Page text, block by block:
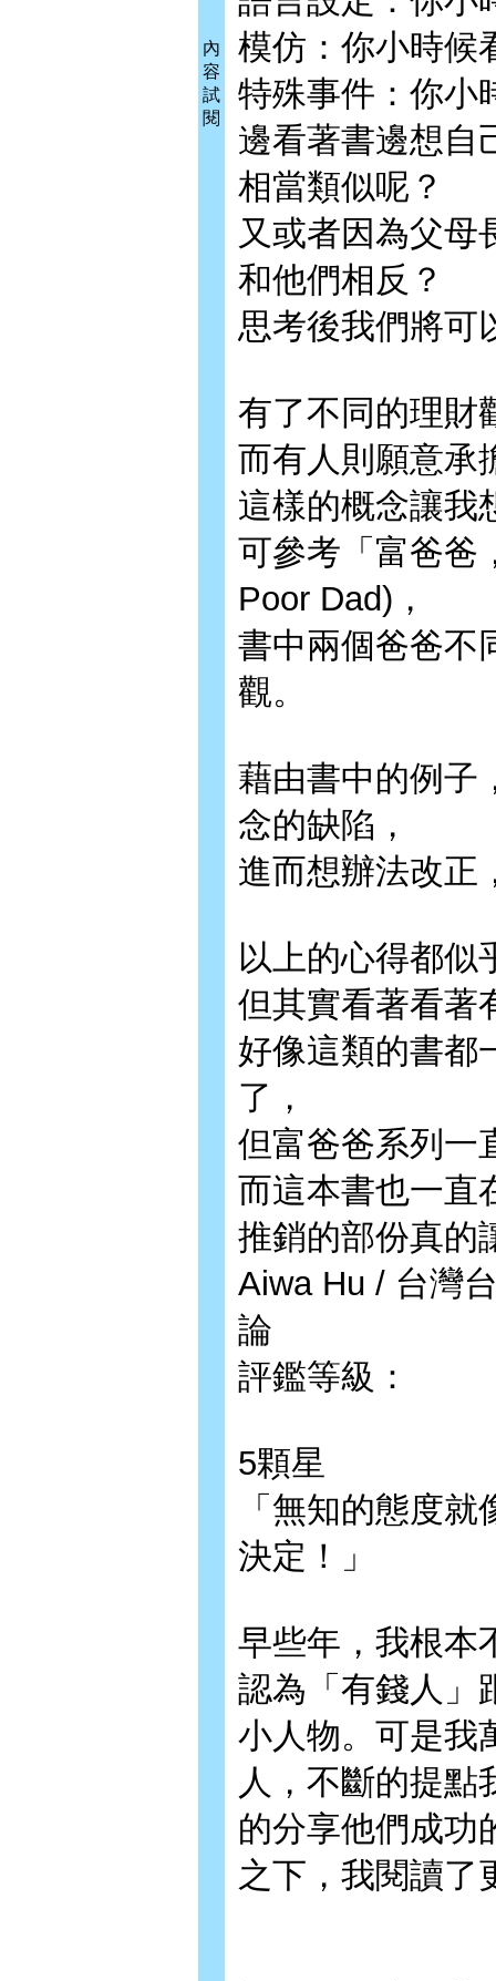
內
容
試
閱
模仿：你小時候
特殊事件：你小
邊看著書邊想自
相當類似呢？
又或者因為父母
和他們相反？
思考後我們將可
有了不同的理財
而有人則願意承
這樣的概念讓我
可參考「富爸爸
Poor Dad)，
書中兩個爸爸不
觀。
藉由書中的例子
念的缺陷，
進而想辦法改正
以上的心得都似
但其實看著看著
好像這類的書都
了，
但富爸爸系列一
而這本書也一直
推銷的部份真的
Aiwa Hu / 台灣
論
評鑑等級：
5顆星
「無知的態度
決定！」
早些年，我根本
認為「有錢人」
小人物。可是我
人，不斷的提點
的分享他們成功
之下，我閱讀了